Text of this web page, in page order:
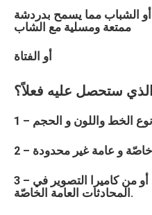
أو الشباب مما يسمح بدردشة
ممتعة ومسلية مع الشاب
أو الفتاة
ستحصل عليه فعلاً؟
3 – إرسال صور من المعرض أو من كاميرا التصوير في
المحادثات العامة الخاصّة.